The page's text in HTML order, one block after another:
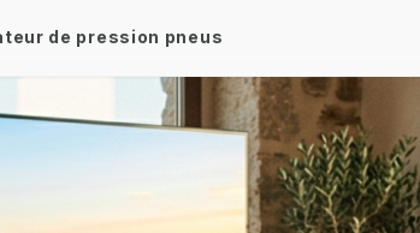
de pression pneus